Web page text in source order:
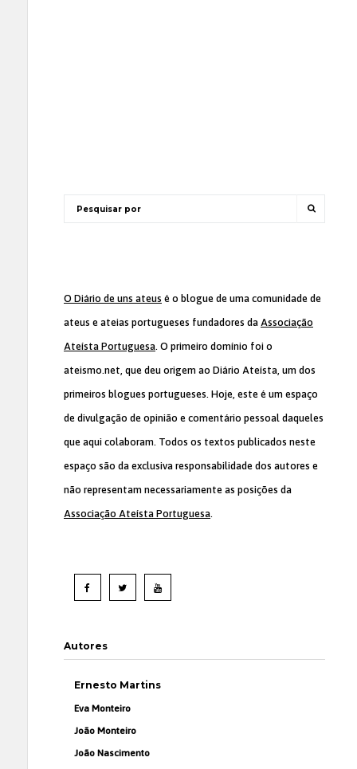
O Diário de uns ateus é o blogue de uma comunidade de
ateus e ateias portugueses fundadores da Associação
Ateísta Portuguesa. O primeiro domínio foi o
ateismo.net, que deu origem ao Diário Ateísta, um dos
primeiros blogues portugueses. Hoje, este é um espaço
de divulgação de opinião e comentário pessoal daqueles
que aqui colaboram. Todos os textos publicados neste
espaço são da exclusiva responsabilidade dos autores e
não representam necessariamente as posições da
Associação Ateísta Portuguesa.
Autores
Ernesto Martins
Eva Monteiro
João Monteiro
João Nascimento